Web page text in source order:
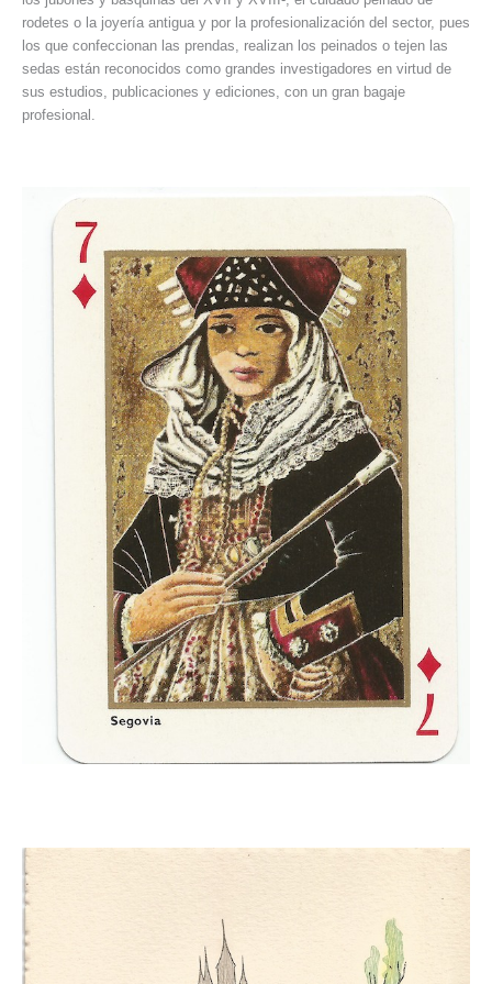
rodetes o la joyería antigua y por la profesionalización del sector, pues
los que confeccionan las prendas, realizan los peinados o tejen las
sedas están reconocidos como grandes investigadores en virtud de
sus estudios, publicaciones y ediciones, con un gran bagaje
profesional.